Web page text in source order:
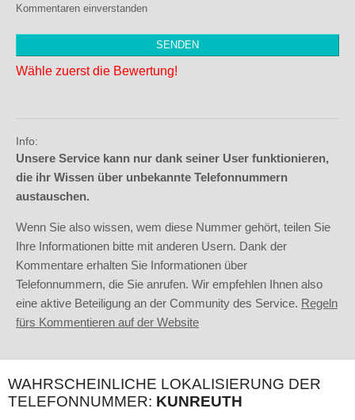
Kommentaren einverstanden
Wähle zuerst die Bewertung!
Info:
Unsere Service kann nur dank seiner User funktionieren,
die ihr Wissen über unbekannte Telefonnummern
austauschen.
Wenn Sie also wissen, wem diese Nummer gehört, teilen Sie
Ihre Informationen bitte mit anderen Usern. Dank der
Kommentare erhalten Sie Informationen über
Telefonnummern, die Sie anrufen. Wir empfehlen Ihnen also
eine aktive Beteiligung an der Community des Service. Regeln
fürs Kommentieren auf der Website
WAHRSCHEINLICHE LOKALISIERUNG DER
TELEFONNUMMER: KUNREUTH